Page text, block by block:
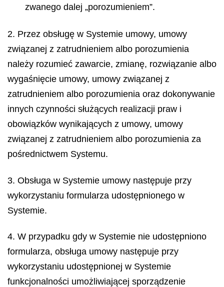
zwanego dalej „porozumieniem”.
2. Przez obsługę w Systemie umowy, umowy
związanej z zatrudnieniem albo porozumienia
należy rozumieć zawarcie, zmianę, rozwiązanie albo
wygaśnięcie umowy, umowy związanej z
zatrudnieniem albo porozumienia oraz dokonywanie
innych czynności służących realizacji praw i
obowiązków wynikających z umowy, umowy
związanej z zatrudnieniem albo porozumienia za
pośrednictwem Systemu.
3. Obsługa w Systemie umowy następuje przy
wykorzystaniu formularza udostępnionego w
Systemie.
4. W przypadku gdy w Systemie nie udostępniono
formularza, obsługa umowy następuje przy
wykorzystaniu udostępnionej w Systemie
funkcjonalności umożliwiającej sporządzenie